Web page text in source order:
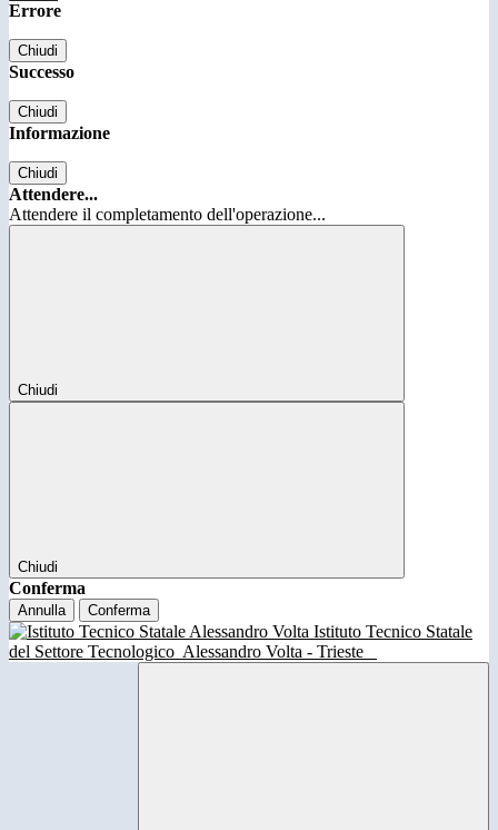
Errore
Chiudi
Successo
Chiudi
Informazione
Chiudi
Attendere...
Attendere il completamento dell'operazione...
Chiudi
Chiudi
Conferma
Annulla Conferma
Istituto Tecnico Statale
del Settore Tecnologico Alessandro Volta - Trieste